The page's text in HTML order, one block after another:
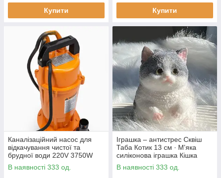
Купити Купити
Каналізаційний насос для
відкачування чистої та
брудної води 220V 3750W
В наявності 333 од.
Іграшка – антистрес Сквіш
Таба Котик 13 см ∙ М'яка
силіконова іграшка Кішка
В наявності 333 од.